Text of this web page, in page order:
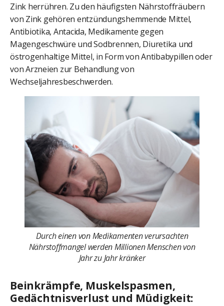
Zink herrühren. Zu den häufigsten Nährstoffräubern
von Zink gehören entzündungshemmende Mittel,
Antibiotika, Antacida, Medikamente gegen
Magengeschwüre und Sodbrennen, Diuretika und
östrogenhaltige Mittel, in Form von Antibabypillen oder
von Arzneien zur Behandlung von
Wechseljahresbeschwerden.
Durch einen von Medikamenten verursachten
Nährstoffmangel werden Millionen Menschen von
Jahr zu Jahr kränker
Beinkrämpfe, Muskelspasmen,
Gedächtnisverlust und Müdigkeit: